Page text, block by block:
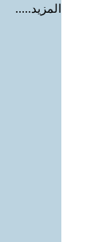
المزيد.....